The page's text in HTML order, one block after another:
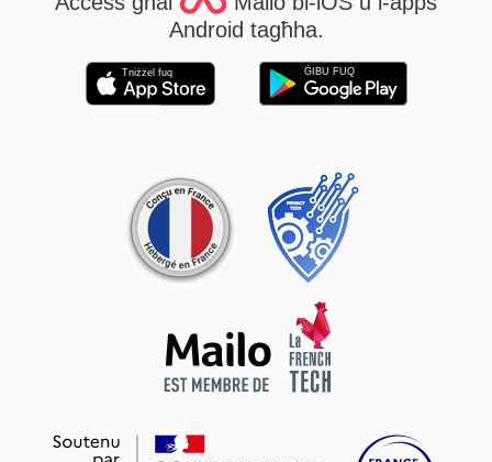
Android tagħha.
Tniżżel fuq ĠIBU FUQ